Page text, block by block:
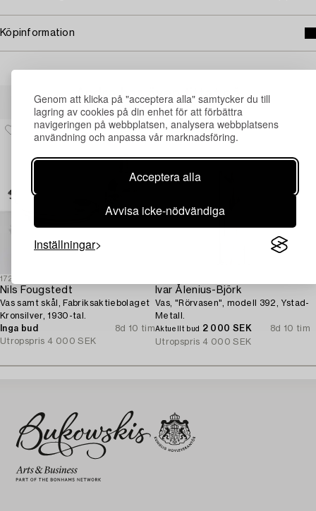
Genom att klicka på "acceptera alla" samtycker du till
lagring av cookies på din enhet för att förbättra
navigeringen på webbplatsen, analysera webbplatsens
användning och anpassa vår marknadsföring.
Acceptera alla
Avvisa icke-nödvändiga
Inställningar
Köpinformation
Andra har även tittat på
1725418
Nils Fougstedt
Vas samt skål, Fabriksaktiebolaget
Kronsilver, 1930-tal.
Inga bud
8d 10 tim
Utropspris 4 000 SEK
Ivar Ålenius-Björk
Vas, "Rörvasen", modell 392, Ystad-
Metall.
Aktuellt bud 2 000 SEK
8d 10 tim
Utropspris 4 000 SEK